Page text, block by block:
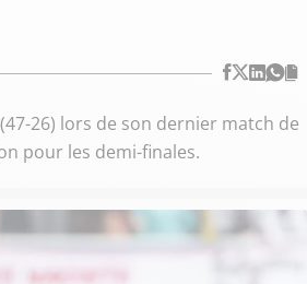
26) lors de son dernier match de
pour les demi-finales.